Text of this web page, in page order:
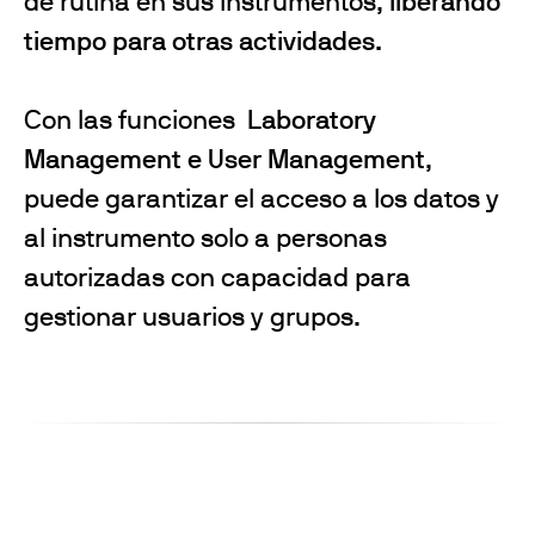
tiempo para otras actividades.
Con las funciones
Laboratory
Management e User Management,
puede garantizar el acceso a los datos y
al instrumento solo a personas
autorizadas con capacidad para
gestionar usuarios y grupos.